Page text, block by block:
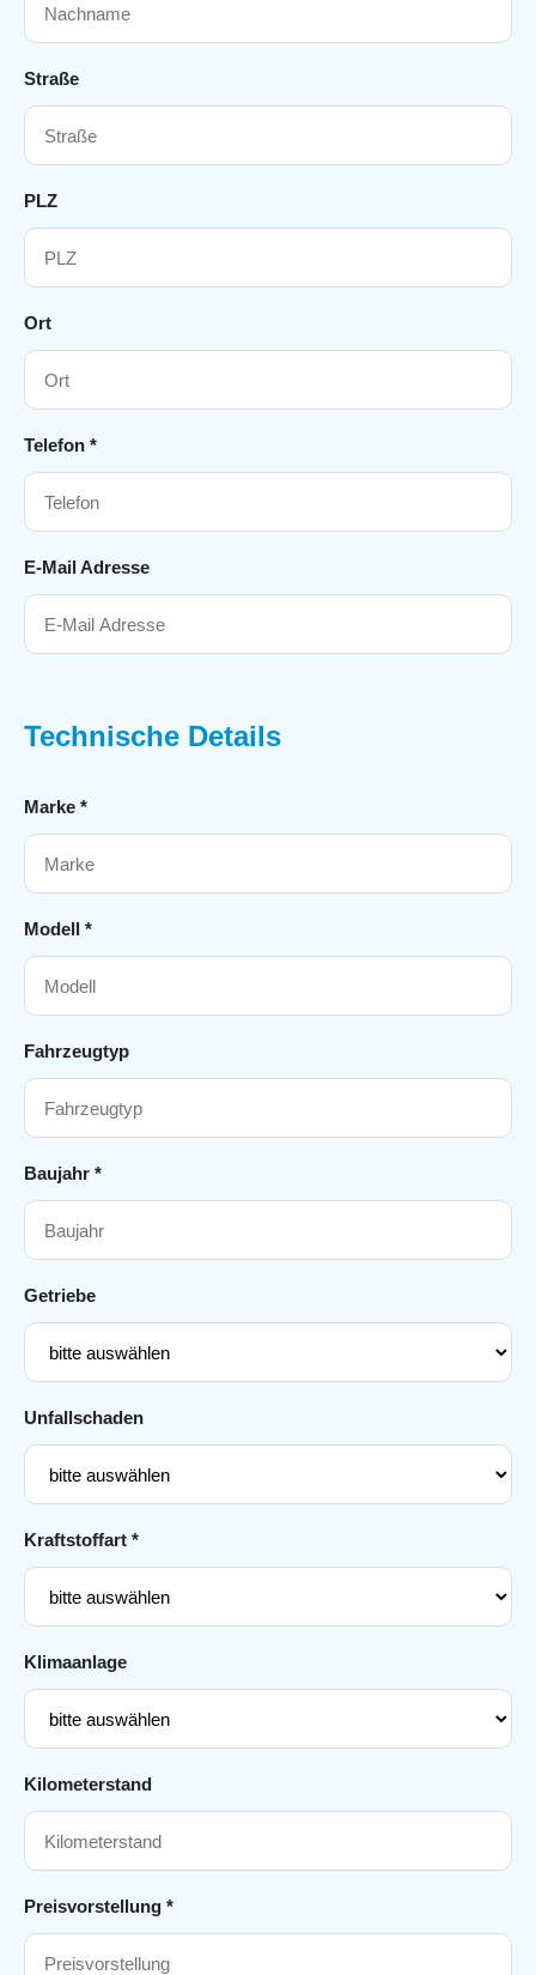
Straße
PLZ
Ort
Telefon *
E-Mail Adresse
Technische Details
Marke *
Modell *
Fahrzeugtyp
Baujahr *
Getriebe
Unfallschaden
Kraftstoffart *
Klimaanlage
Kilometerstand
Preisvorstellung *